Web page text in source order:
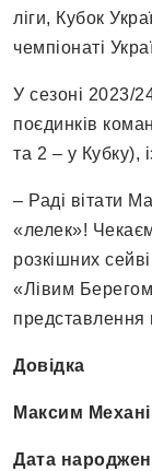
ліги, Кубок
чемпіонаті
У сезоні 2023/
поєдинків
та 2 – у Кубку),
– Раді вітати
«лелек»!
розкішних
«Лівим
представлення
Довідка
Максим
Дата